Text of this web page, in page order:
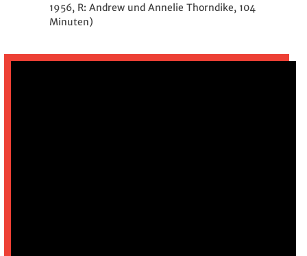
1956, R: Andrew und Annelie Thorndike, 104
Minuten)